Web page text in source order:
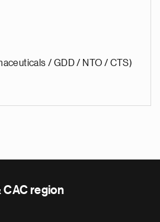
/ GDD / NTO / CTS)
CAC region